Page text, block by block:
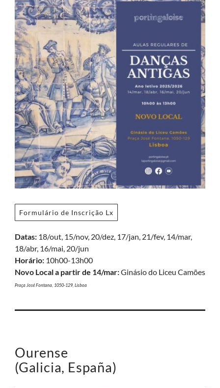
Formulário de Inscrição Lx
Datas: 18/out, 15/nov, 20/dez, 17/jan, 21/fev, 14/mar,
18/abr, 16/mai, 20/jun
Horário: 10h00-13h00
Novo Local a partir de 14/mar:Ginásio do Liceu Camões
Praça José Fontana, 1050-129, Lisboa
Ourense
(Galicia, España)